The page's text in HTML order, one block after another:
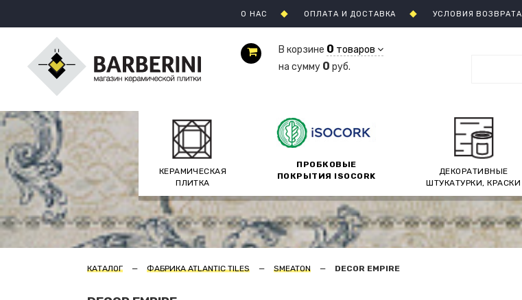
О НАС ОПЛАТА И ДОСТАВКА УСЛОВИЯ ВОЗВРАТА
В корзине 0 товаров
на сумму 0 руб.
КЕРАМИЧЕСКАЯ
ПЛИТКА
ПРОБКОВЫЕ
ПОКРЫТИЯ ISOCORK
ДЕКОРАТИВНЫЕ
ШТУКАТУРКИ, КРАСКИ
КАТАЛОГ ФАБРИКА ATLANTIC TILES SMEATON DECOR EMPIRE